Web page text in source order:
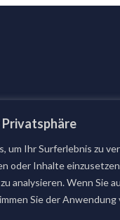
um Ihr Surferlebnis zu
oder Inhalte
analysieren. Wenn Sie
Sie der Anwendung
mit erstklassige
du täglich frisch
Lebensmittel.